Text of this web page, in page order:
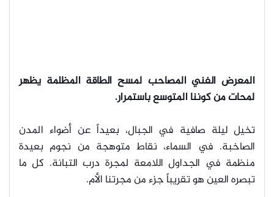
المعرض الفني المصاحب لمسح الطاقة المظلمة يظهر
لمحات من كوننا المتوسع باستمرار.
تخيل ليلة صافية في الجبال، بعيداً عن أضواء المدن
الصاخبة. في السماء، نقاط متوهجة من نجوم بعيدة
منظمة في الجداول اللامعة لمجرة درب التبانة. كل ما
تبصره العين هو تقريباً جزء من مجرتنا الأم.